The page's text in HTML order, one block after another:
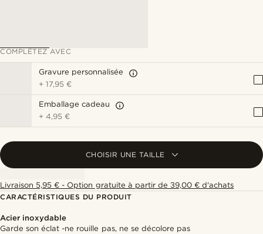
COMPLÉTEZ AVEC
Gravure personnalisée
+17,95 €
Emballage cadeau
+4,95 €
CHOISIR UNE TAILLE
Livraison 5,95 € - Option gratuite à partir de 39,00 € d'achats
CARACTÉRISTIQUES DU PRODUIT
Acier inoxydable
Garde son éclat -ne rouille pas, ne se décolore pas